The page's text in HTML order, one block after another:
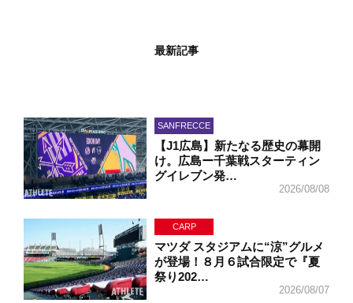
最新記事
SANFRECCE
【J1広島】新たなる歴史の幕開
け。広島ー千葉戦スターティン
グイレブン発…
2026/08/08
CARP
マツダ スタジアムに“涼”グルメ
が登場！８月６試合限定で『夏
祭り202…
2026/08/07